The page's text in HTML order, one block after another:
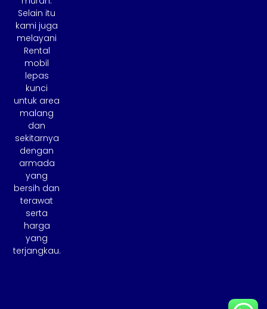
Selain itu
kami juga
melayani
Rental
mobil
lepas
kunci
untuk area
malang
dan
sekitarnya
dengan
armada
yang
bersih dan
terawat
serta
harga
yang
terjangkau.